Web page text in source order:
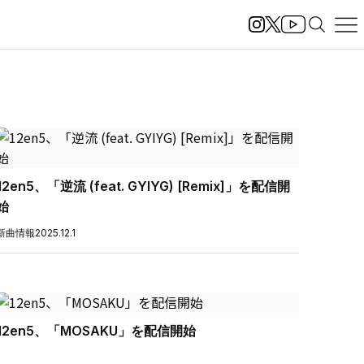
、「逆流 (feat. GYIYG) [Remix]」を配信開
曲情報2025.12.1
、「MOSAKU」を配信開始